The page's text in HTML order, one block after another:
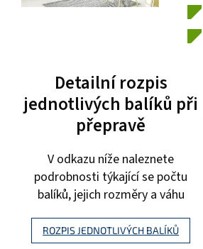
Detailní rozpis
jednotlivých balíků při
přepravě
V odkazu níže naleznete
podrobnosti týkající se počtu
balíků, jejich rozměry a váhu
ROZPIS JEDNOTLIVÝCH BALÍKŮ